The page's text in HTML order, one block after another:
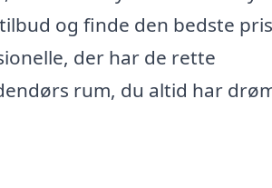
og finde den bedste
der har de rette
rum, du altid har